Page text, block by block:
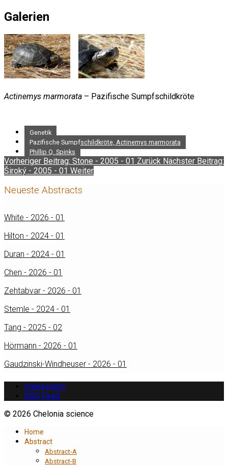
Galerien
Actinemys marmorata – Pazifische Sumpfschildkröte
Genetik
Pazifische Sumpfschildkröte, Actinemys marmorata
Phillip Q. Spinks
Vorheriger Beitrag: Stone - 2005 - 01 Zurück Nächster Beitrag:
Široký - 2005 - 01 Weiter
Neueste Abstracts
White - 2026 - 01
Hilton - 2024 - 01
Duran - 2024 - 01
Chen - 2026 - 01
Zehtabvar - 2026 - 01
Stemle - 2024 - 01
Tang - 2025 - 02
Hörmann - 2026 - 01
Gaudzinski-Windheuser - 2026 - 01
Impressum
RSS Feed
© 2026 Chelonia science
Home
Abstract
Abstract-A
Abstract-B